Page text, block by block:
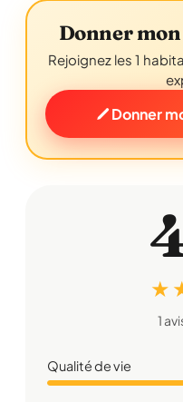
Donner mon
Rejoignez les 1
Donner
★
1
Qualité de vie